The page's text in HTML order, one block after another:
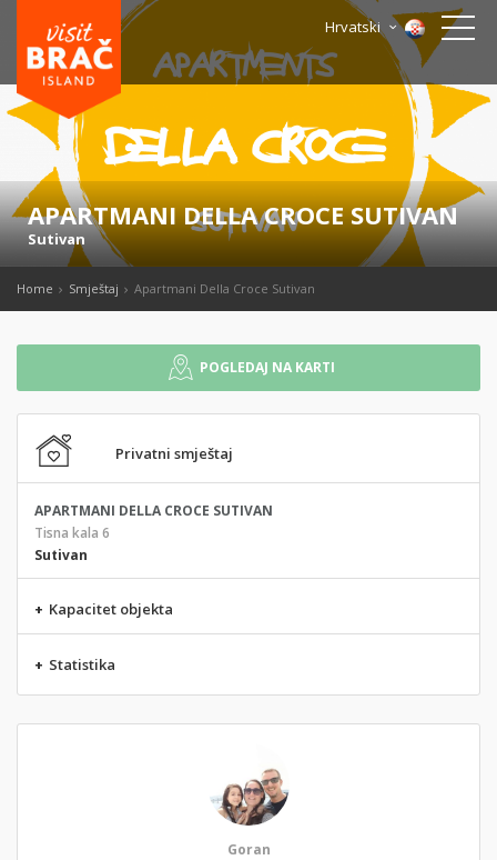
Hrvatski
APARTMANI DELLA CROCE SUTIVAN
Sutivan
Home Smještaj Apartmani Della Croce Sutivan
POGLEDAJ NA KARTI
Privatni smještaj
APARTMANI DELLA CROCE SUTIVAN
Tisna kala 6
Sutivan
+ Kapacitet objekta
+ Statistika
Goran